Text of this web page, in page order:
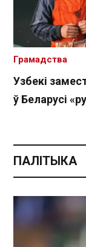
Узбекі
ў Беларусі
Грамадства
ПАЛІТЫКА